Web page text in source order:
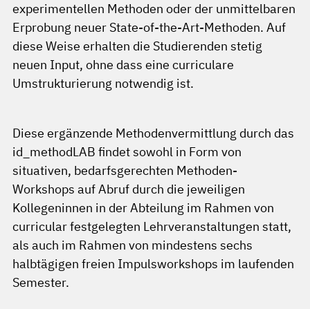
experimentellen Methoden oder der unmittelbaren
Erprobung neuer State-of-the-Art-Methoden. Auf
diese Weise erhalten die Studierenden stetig
neuen Input, ohne dass eine curriculare
Umstrukturierung notwendig ist.
Diese ergänzende Methodenvermittlung durch das
id_methodLAB findet sowohl in Form von
situativen, bedarfsgerechten Methoden-
Workshops auf Abruf durch die jeweiligen
Kollegeninnen in der Abteilung im Rahmen von
curricular festgelegten Lehrveranstaltungen statt,
als auch im Rahmen von mindestens sechs
halbtägigen freien Impulsworkshops im laufenden
Semester.